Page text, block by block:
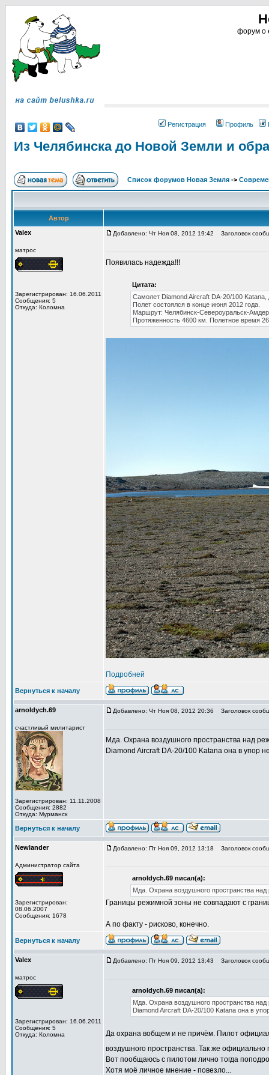
форум о
Регистрация Профиль
Из Челябинска до Новой Земли и
Список форумов Новая Земля ->
Автор
Valex
матрос
Зарегистрирован: 16.06.2011
Сообщения: 5
Откуда: Коломна
Добавлено: Чт Ноя 08, 2012 19:42 Заголовок
Появилась надежда!!!
Цитата:
Самолет Diamond Aircraft DA-20/100 Katana,
Полет состоялся в конце июня 2012 года.
Маршрут: Челябинск-Североуральск-
Протяженность 4600 км. Полетное время
Подробней
Вернуться к началу
arnoldych.69
счастливый милитарист
Зарегистрирован: 11.11.2008
Сообщения: 2882
Откуда: Мурманск
Добавлено: Чт Ноя 08, 2012 20:36 Заголовок
Мда. Охрана воздушного пространства над
Diamond Aircraft DA-20/100 Katana она в упор
Вернуться к началу
Newlander
Администратор сайта
Зарегистрирован:
08.06.2007
Сообщения: 1678
Добавлено: Пт Ноя 09, 2012 13:18 Заголовок
arnoldych.69 писал(а):
Мда. Охрана воздушного пространства
Границы режимной зоны не совпадают с
А по факту - рисково, конечно.
Вернуться к началу
Valex
матрос
Зарегистрирован: 16.06.2011
Сообщения: 5
Откуда: Коломна
Добавлено: Пт Ноя 09, 2012 13:43 Заголовок
arnoldych.69 писал(а):
Мда. Охрана воздушного пространства
Diamond Aircraft DA-20/100 Katana она в
Да охрана вобщем и не причём. Пилот
воздушного пространства. Так же
Вот пообщаюсь с пилотом лично тогда
Хотя моё личное мнение - повезло...